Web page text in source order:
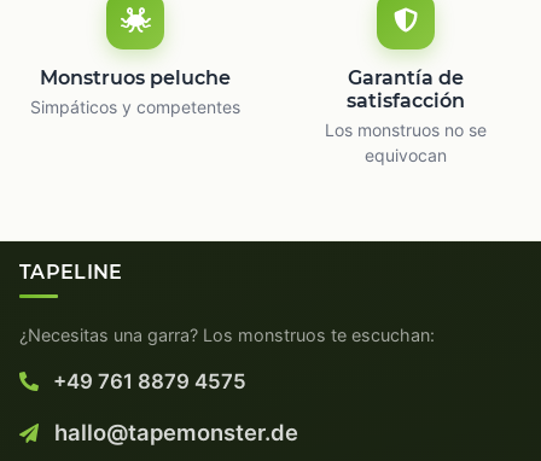
Monstruos peluche
Simpáticos y competentes
Garantía de
satisfacción
Los monstruos no se
equivocan
TAPELINE
¿Necesitas una garra? Los monstruos te escuchan:
+49 761 8879 4575
hallo@tapemonster.de